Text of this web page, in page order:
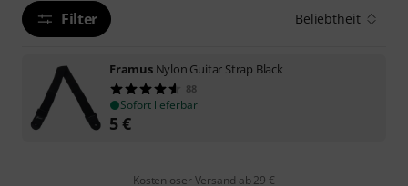
Filter Beliebtheit
Framus Nylon Guitar Strap Black
88
Sofort lieferbar
5€
Kostenloser Versand ab 29 €